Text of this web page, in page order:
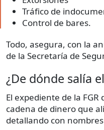
Tráfico de
Control de bares.
Todo, asegura, con la
de la Secretaría de
¿De dónde salía
El expediente de la
cadena de dinero que
detallando con